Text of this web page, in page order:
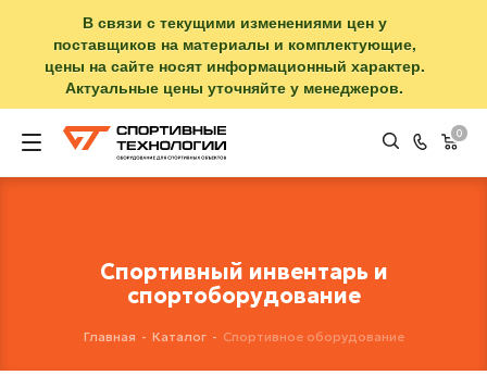
В связи с текущими изменениями цен у
поставщиков на материалы и комплектующие,
цены на сайте носят информационный характер.
Актуальные цены уточняйте у менеджеров.
0
Спортивный инвентарь и
спортоборудование
Главная - Каталог - Спортивное оборудование